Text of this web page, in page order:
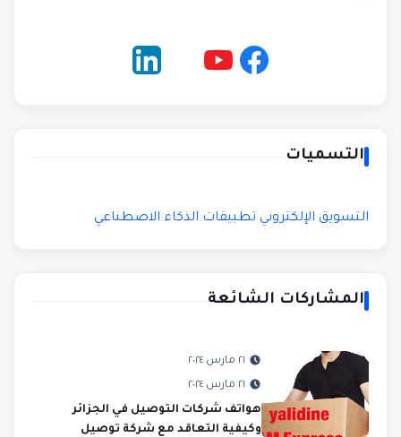
التسميات
التسويق الإلكتروني تطبيقات الذكاء الاصطناعي
المشاركات الشائعة
٢١ مارس ٢٠٢٤
٢١ مارس ٢٠٢٤
هواتف شركات التوصيل في الجزائر
وكيفية التعاقد مع شركة توصيل